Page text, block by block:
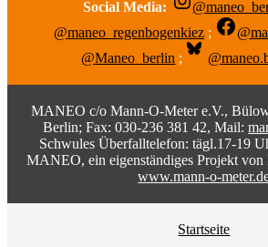
Social Media:
@maneo_regenbogenkiez ;
@Maneo_berlin ;
MANEO c/o Mann-O-Meter e.V.,
Berlin; Fax: 030-236 381 42, Mail:
Schwules Überfalltelefon: tägl.17-19
MANEO, ein eigenständiges Projekt
www.mann-o-
Startseite